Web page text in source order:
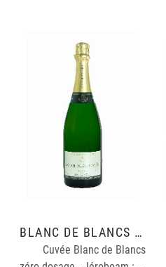
BLANC DE BLANCS GRAND CRU
Cuvée Blanc de Blancs